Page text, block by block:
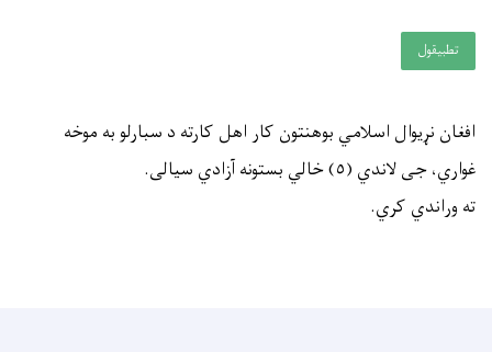
تطبيقول
افغان نړيوال اسلامي بوهنتون كار اهل كارته د سبارلو به موخه
غواري، جى لاندي (٥) خالي بستونه آزادي سيالى.
ته وراندي كري.